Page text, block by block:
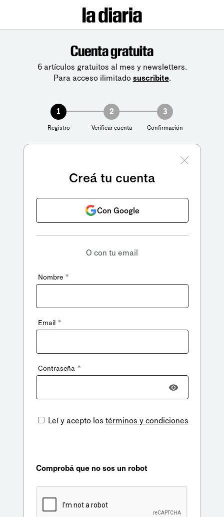
Cuenta gratuita
6 artículos gratuitos al mes y newsletters.
Para acceso ilimitado suscribite.
1
Registro
2
Verificar cuenta
3
Confirmación
Creá tu cuenta
Con Google
O con tu email
Nombre *
Email *
Contraseña *
Leí y acepto los términos y condiciones
Comprobá que no sos un robot